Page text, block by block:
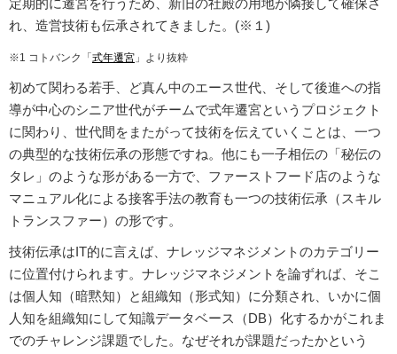
定期的に遷宮を行うため、新旧の社殿の用地が隣接して確保さ
れ、造営技術も伝承されてきました。(※１)
※1 コトバンク「 式年遷宮 」より抜粋
初めて関わる若手、ど真ん中のエース世代、そして後進への指
導が中心のシニア世代がチームで式年遷宮というプロジェクト
に関わり、世代間をまたがって技術を伝えていくことは、一つ
の典型的な技術伝承の形態ですね。他にも一子相伝の「秘伝の
タレ」のような形がある一方で、ファーストフード店のような
マニュアル化による接客手法の教育も一つの技術伝承（スキル
トランスファー）の形です。
技術伝承はIT的に言えば、ナレッジマネジメントのカテゴリー
に位置付けられます。ナレッジマネジメントを論ずれば、そこ
は個人知（暗黙知）と組織知（形式知）に分類され、いかに個
人知を組織知にして知識データベース（DB）化するかがこれま
でのチャレンジ課題でした。なぜそれが課題だったかという